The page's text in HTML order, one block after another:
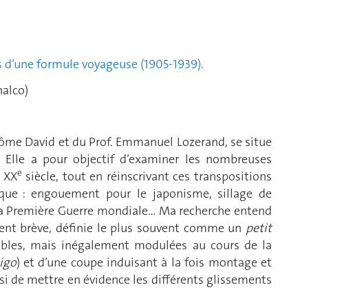
formule voyageuse (1905-1939).
David et du Prof. Emmanuel Lozerand, se situe
a pour objectif d’examiner les nombreuses
e siècle, tout en réinscrivant ces transpositions
: engouement pour le japonisme, sillage de
Guerre mondiale… Ma recherche entend
brève, définie le plus souvent comme un petit
mais inégalement modulées au cours de la
) et d’une coupe induisant à la fois montage et
de mettre en évidence les différents glissements